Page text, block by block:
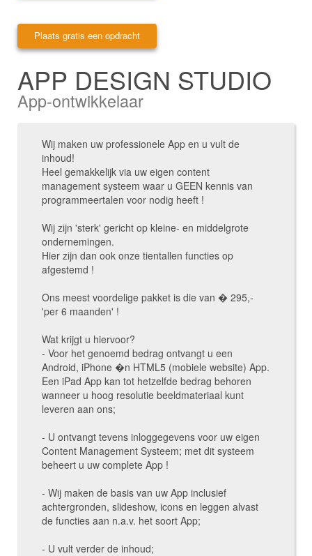
Plaats gratis een opdracht
APP DESIGN STUDIO
App-ontwikkelaar
Wij maken uw professionele App en u vult de
inhoud!
Heel gemakkelijk via uw eigen content
management systeem waar u GEEN kennis van
programmeertalen voor nodig heeft !
Wij zijn 'sterk' gericht op kleine- en middelgrote
ondernemingen.
Hier zijn dan ook onze tientallen functies op
afgestemd !
Ons meest voordelige pakket is die van � 295,-
'per 6 maanden' !
Wat krijgt u hiervoor?
- Voor het genoemd bedrag ontvangt u een
Android, iPhone �n HTML5 (mobiele website) App.
Een iPad App kan tot hetzelfde bedrag behoren
wanneer u hoog resolutie beeldmateriaal kunt
leveren aan ons;
- U ontvangt tevens inloggegevens voor uw eigen
Content Management Systeem; met dit systeem
beheert u uw complete App !
- Wij maken de basis van uw App inclusief
achtergronden, slideshow, icons en leggen alvast
de functies aan n.a.v. het soort App;
- U vult verder de inhoud;